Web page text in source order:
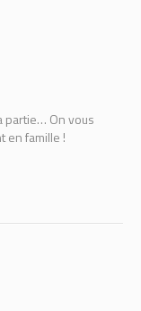
partie… On vous
en famille !